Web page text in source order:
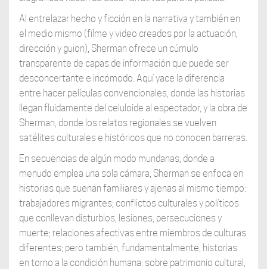
Al entrelazar hecho y ficción en la narrativa y también en
el medio mismo (filme y video creados por la actuación,
dirección y guion), Sherman ofrece un cúmulo
transparente de capas de información que puede ser
desconcertante e incómodo. Aquí yace la diferencia
entre hacer películas convencionales, donde las historias
llegan fluidamente del celuloide al espectador, y la obra de
Sherman, donde los relatos regionales se vuelven
satélites culturales e históricos que no conocen barreras.
En secuencias de algún modo mundanas, donde a
menudo emplea una sola cámara, Sherman se enfoca en
historias que suenan familiares y ajenas al mismo tiempo:
trabajadores migrantes; conflictos culturales y políticos
que conllevan disturbios, lesiones, persecuciones y
muerte; relaciones afectivas entre miembros de culturas
diferentes; pero también, fundamentalmente, historias
en torno a la condición humana: sobre patrimonio cultural,